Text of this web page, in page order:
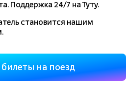
Поддержка 24/7 на Туту.
становится нашим
на поезд